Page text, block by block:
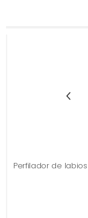
Perfilador de labios